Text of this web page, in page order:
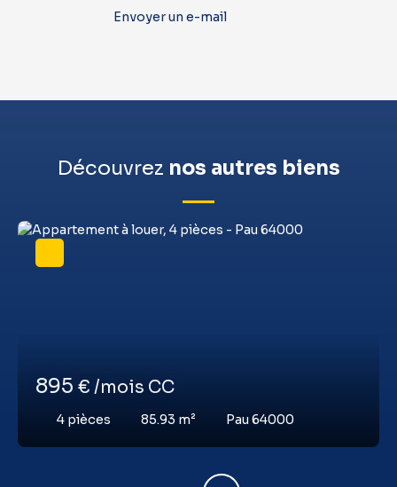
Envoyer un e-mail
Découvrez nos autres biens
895 € /mois CC
4 pièces 85.93 m² Pau 64000